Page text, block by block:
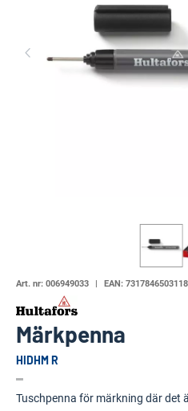
Art. nr: 006949033 EAN: 7317846503118
Märkpenna
HIDHM R
Tuschpenna för märkning där det